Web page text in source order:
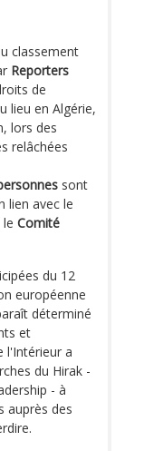
classement
Reporters
de
lieu en Algérie,
lors des
relâchées
sont
lien avec le
Comité
du 12
européenne
déterminé
et
l'Intérieur a
du Hirak -
- à
auprès des